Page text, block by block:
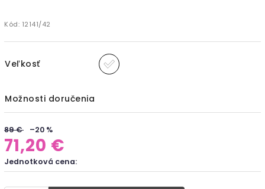
Kód: 12141/42
Veľkosť
Možnosti doručenia
89 € –20 %
71,20 €
Jednotková cena: